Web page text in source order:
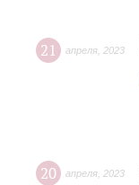
21 апреля 2023
20 апреля 2023